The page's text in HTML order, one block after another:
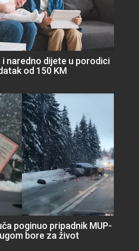
i naredno dijete u porodici
od 150 KM
poginuo pripadnik MUP-
bore za život